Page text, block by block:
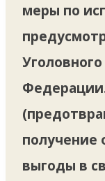
меры по
получение
выгоды в